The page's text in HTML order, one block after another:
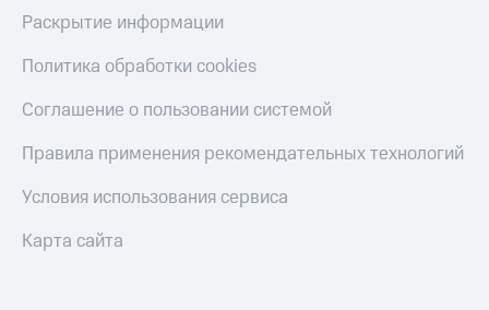
Раскрытие информации
Политика обработки cookies
Соглашение о пользовании системой
Правила применения рекомендательных технологий
Условия использования сервиса
Карта сайта